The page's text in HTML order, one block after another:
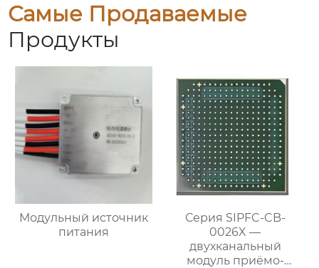
Самые Продаваемые
Продукты
Модульный источник
питания
Серия SIPFC-CB-
0026X —
двухканальный
модуль приёмо-